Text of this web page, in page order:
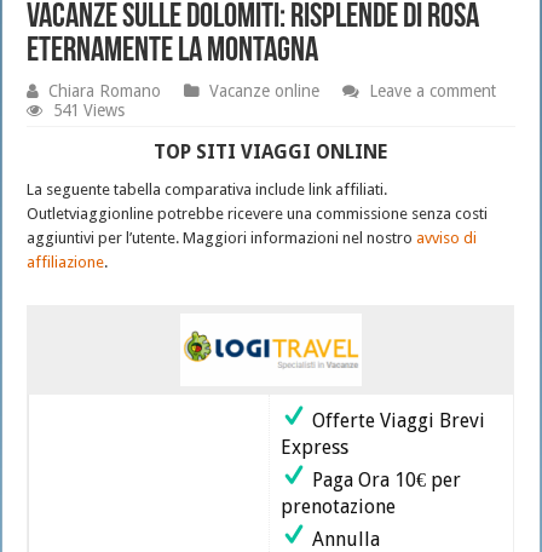
Vacanze sulle Dolomiti: risplende di rosa
eternamente la montagna
Chiara Romano Vacanze online
Leave a comment
541 Views
TOP SITI VIAGGI ONLINE
La seguente tabella comparativa include link affiliati.
Outletviaggionline potrebbe ricevere una commissione senza costi
aggiuntivi per l’utente. Maggiori informazioni nel nostroavviso di
affiliazione.
Offerte Viaggi Brevi
Express
Paga Ora 10€ per
prenotazione
Annulla